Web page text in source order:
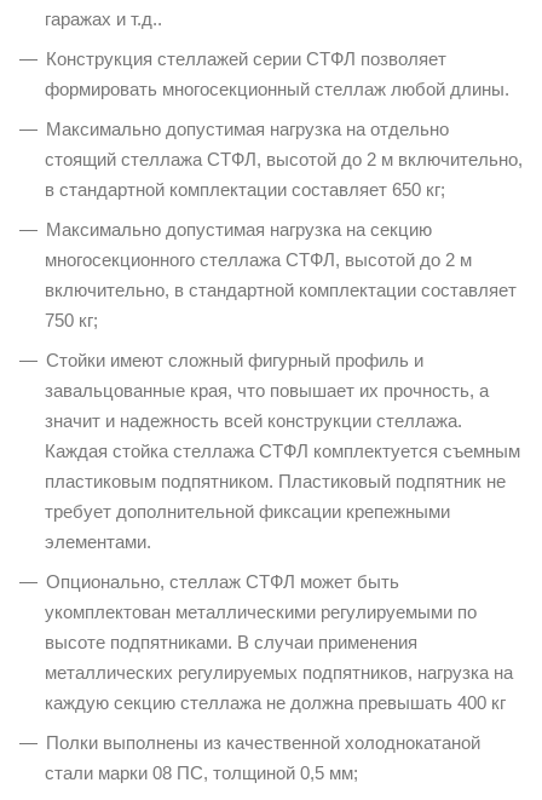
гаражах и т.д..
Конструкция стеллажей серии СТФЛ позволяет
формировать многосекционный стеллаж любой длины.
Максимально допустимая нагрузка на отдельно
стоящий стеллажа СТФЛ, высотой до 2 м включительно,
в стандартной комплектации составляет 650 кг;
Максимально допустимая нагрузка на секцию
многосекционного стеллажа СТФЛ, высотой до 2 м
включительно, в стандартной комплектации составляет
750 кг;
Стойки имеют сложный фигурный профиль и
завальцованные края, что повышает их прочность, а
значит и надежность всей конструкции стеллажа.
Каждая стойка стеллажа СТФЛ комплектуется съемным
пластиковым подпятником. Пластиковый подпятник не
требует дополнительной фиксации крепежными
элементами.
Опционально, стеллаж СТФЛ может быть
укомплектован металлическими регулируемыми по
высоте подпятниками. В случаи применения
металлических регулируемых подпятников, нагрузка на
каждую секцию стеллажа не должна превышать 400 кг
Полки выполнены из качественной холоднокатаной
стали марки 08 ПС, толщиной 0,5 мм;